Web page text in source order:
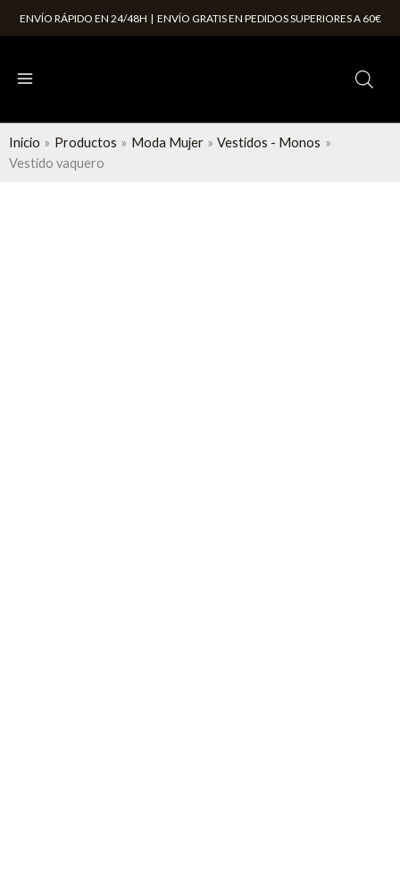
ENVÍO RÁPIDO EN 24/48H | ENVÍO GRATIS EN PEDIDOS SUPERIORES A 60€
Inicio Productos Moda Mujer
Vestidos - Monos
Vestido vaquero